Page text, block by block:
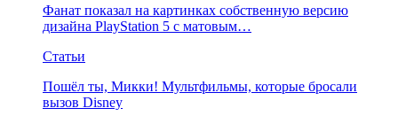
Фанат показал на картинках собственную версию
дизайна PlayStation 5 с матовым…
Статьи
Пошёл ты, Микки! Мультфильмы, которые бросали
вызов Disney